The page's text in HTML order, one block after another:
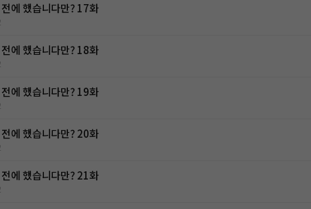
에 했습니다만? 17화
에 했습니다만? 18화
에 했습니다만? 19화
에 했습니다만? 20화
에 했습니다만? 21화